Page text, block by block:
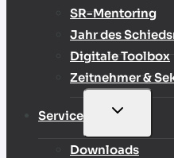
SR-Mentoring
Jahr des
Digitale Toolbox
Zeitnehmer &
Service
UNTERMENÜ
Downloads